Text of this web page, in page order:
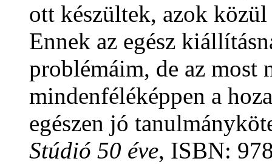
ott készültek, azok
Ennek az egész
problémáim, de az most
mindenféléképpen a
egészen jó
Stúdió 50 éve, ISBN: